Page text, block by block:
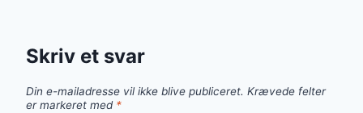
Skriv et svar
Din e-mailadresse vil ikke blive publiceret. Krævede felter
er markeret med *